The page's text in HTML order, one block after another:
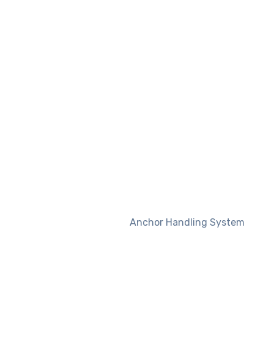
Anchor Handling System